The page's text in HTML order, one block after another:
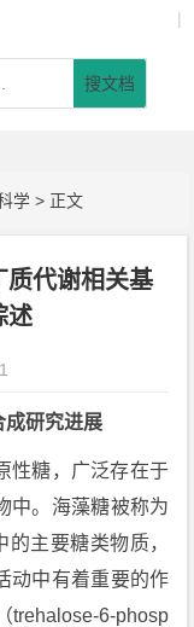
|
搜文档
学 > 正文
质代谢相关基
述
成研究进展
性糖，广泛存在于
中。海藻糖被称为
主要糖类物质，
动中有着重要的作
trehalose-6-phosp